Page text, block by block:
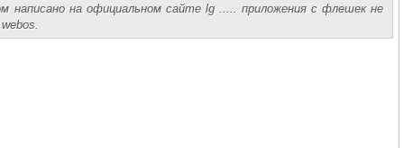
написано на официальном сайте lg ..... приложения с флешек не